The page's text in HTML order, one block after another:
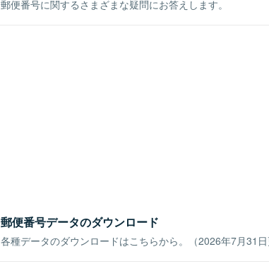
郵便番号に関するさまざまな疑問にお答えします。
郵便番号データのダウンロード
各種データのダウンロードはこちらから。（2026年7月31日